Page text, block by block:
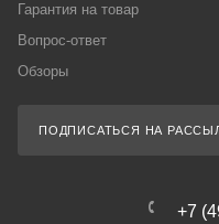
Гарантия на товар
Вопрос-ответ
Обзоры
ПОДПИСАТЬСЯ НА
+7